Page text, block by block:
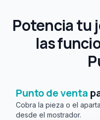
Potencia tu
las
Punto de venta
Cobra la pieza o el
desde el mostrador.